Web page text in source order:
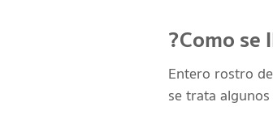
?Como se
Entero rostro
se trata